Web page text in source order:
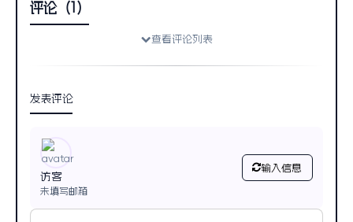
评论（1）
查看评论列表
发表评论
访客
未填写邮箱
输入信息